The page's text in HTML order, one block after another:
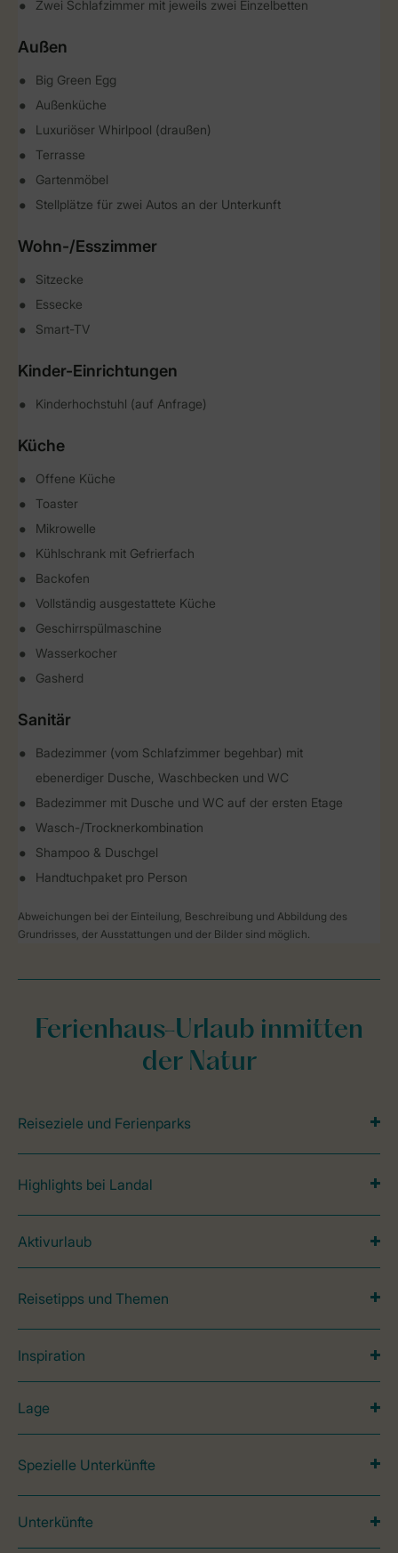
Zwei Schlafzimmer mit jeweils zwei Einzelbetten
Außen
Big Green Egg
Außenküche
Luxuriöser Whirlpool (draußen)
Terrasse
Gartenmöbel
Stellplätze für zwei Autos an der Unterkunft
Wohn-/Esszimmer
Sitzecke
Essecke
Smart-TV
Kinder-Einrichtungen
Kinderhochstuhl (auf Anfrage)
Küche
Offene Küche
Toaster
Mikrowelle
Kühlschrank mit Gefrierfach
Backofen
Vollständig ausgestattete Küche
Geschirrspülmaschine
Wasserkocher
Gasherd
Sanitär
Badezimmer (vom Schlafzimmer begehbar) mit
ebenerdiger Dusche, Waschbecken und WC
Badezimmer mit Dusche und WC auf der ersten Etage
Wasch-/Trocknerkombination
Shampoo & Duschgel
Handtuchpaket pro Person
Abweichungen bei der Einteilung, Beschreibung und Abbildung des
Grundrisses, der Ausstattungen und der Bilder sind möglich.
Ferienhaus-Urlaub inmitten
der Natur
Reiseziele und Ferienparks
Highlights bei Landal
Aktivurlaub
Reisetipps und Themen
Inspiration
Lage
Spezielle Unterkünfte
Unterkünfte